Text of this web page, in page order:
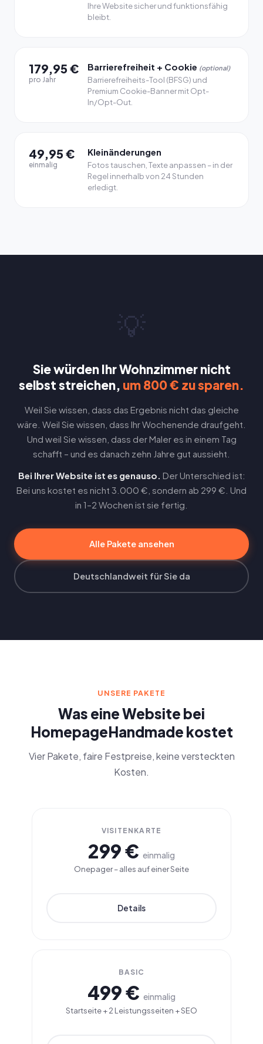
Ihre Website sicher und funktionsfähig
bleibt.
179,95 €
pro Jahr
Barrierefreiheit + Cookie (optional)
Barrierefreiheits-Tool (BFSG) und
Premium Cookie-Banner mit Opt-
In/Opt-Out.
49,95 €
einmalig
Kleinänderungen
Fotos tauschen, Texte anpassen – in der
Regel innerhalb von 24 Stunden
erledigt.
💡
Sie würden Ihr Wohnzimmer nicht
selbst streichen, um 800 € zu sparen.
Weil Sie wissen, dass das Ergebnis nicht das gleiche
wäre. Weil Sie wissen, dass Ihr Wochenende draufgeht.
Und weil Sie wissen, dass der Maler es in einem Tag
schafft – und es danach zehn Jahre gut aussieht.
Bei Ihrer Website ist es genauso. Der Unterschied ist:
Bei uns kostet es nicht 3.000 €, sondern ab 299 €. Und
in 1–2 Wochen ist sie fertig.
Alle Pakete ansehen
Deutschlandweit für Sie da
UNSERE PAKETE
Was eine Website bei
HomepageHandmade kostet
Vier Pakete, faire Festpreise, keine versteckten
Kosten.
VISITENKARTE
299 € einmalig
Onepager – alles auf einer Seite
Details
BASIC
499 € einmalig
Startseite + 2 Leistungsseiten + SEO